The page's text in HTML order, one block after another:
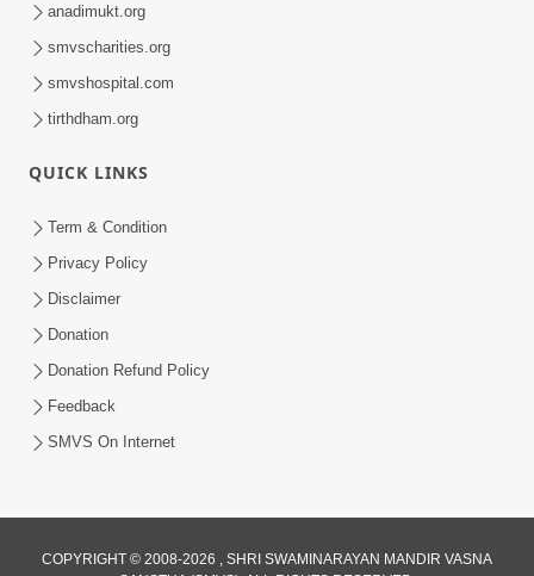
anadimukt.org
smvscharities.org
smvshospital.com
tirthdham.org
QUICK LINKS
Term & Condition
Privacy Policy
Disclaimer
Donation
Donation Refund Policy
Feedback
SMVS On Internet
COPYRIGHT © 2008-2026 , SHRI SWAMINARAYAN MANDIR VASNA